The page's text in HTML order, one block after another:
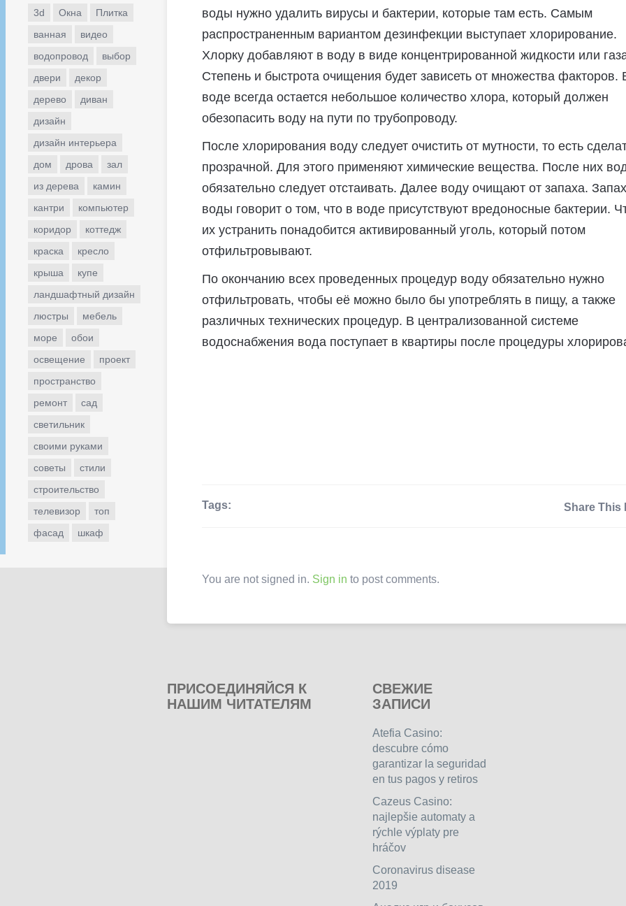
3d Окна
Плитка
ванная
видео
водопровод
выбор
двери
декор
дерево
диван
дизайн
дизайн интерьера
дом
дрова
зал
из дерева
камин
кантри
компьютер
коридор
коттедж
краска
кресло
крыша
купе
ландшафтный дизайн
люстры
мебель
море
обои
освещение
проект
пространство
ремонт
сад
светильник
своими руками
советы
стили
строительство
телевизор
топ
фасад
шкаф
воды нужно удалить вирусы и бактерии, которые там есть. Самым
распространенным вариантом дезинфекции выступает хлорирование.
Хлорку добавляют в воду в виде концентрированной жидкости или
Степень и быстрота очищения будет зависеть от множества факторов.
воде всегда остается небольшое количество хлора, который должен
обезопасить воду на пути по трубопроводу.
После хлорирования воду следует очистить от мутности, то есть
прозрачной. Для этого применяют химические вещества. После них
обязательно следует отстаивать. Далее воду очищают от запаха. Запах
воды говорит о том, что в воде присутствуют вредоносные бактерии.
их устранить понадобится активированный уголь, который потом
отфильтровывают.
По окончанию всех проведенных процедур воду обязательно нужно
отфильтровать, чтобы её можно было бы употреблять в пищу, а также
различных технических процедур. В централизованной системе
водоснабжения вода поступает в квартиры после процедуры
Tags: Share This
You are not signed in. Sign in to post comments.
ПРИСОЕДИНЯЙСЯ К
НАШИМ ЧИТАТЕЛЯМ
СВЕЖИЕ
ЗАПИСИ
Atefia Casino:
descubre cómo
garantizar la seguridad
en tus pagos y retiros
Cazeus Casino:
najlepšie automaty a
rýchle výplaty pre
hráčov
Coronavirus disease
2019